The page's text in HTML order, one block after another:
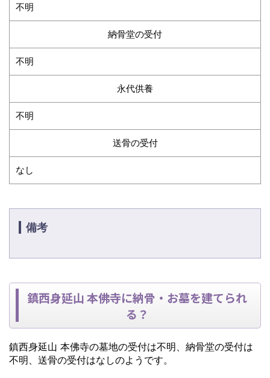
不明
納骨堂の受付
不明
永代供養
不明
送骨の受付
なし
備考
鎮西身延山 本佛寺に納骨・お墓を建てられ
る？
鎮西身延山 本佛寺の墓地の受付は不明、納骨堂の受付は
不明、送骨の受付はなしのようです。